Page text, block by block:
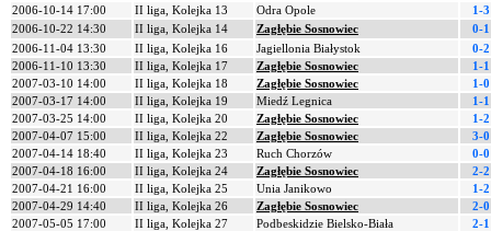
2006-10-14 17:00
II liga, Kolejka 13 Odra Opole
1-3
2006-10-22 14:30
II liga, Kolejka 14 Zagłębie Sosnowiec
0-1
2006-11-04 13:30
II liga, Kolejka 16 Jagiellonia Białystok
0-2
2006-11-10 13:30
II liga, Kolejka 17 Zagłębie Sosnowiec
1-1
2007-03-10 14:00
II liga, Kolejka 18 Zagłębie Sosnowiec
1-0
2007-03-17 14:00
II liga, Kolejka 19 Miedź Legnica
1-1
2007-03-25 14:00
II liga, Kolejka 20 Zagłębie Sosnowiec
1-2
2007-04-07 15:00
II liga, Kolejka 22 Zagłębie Sosnowiec
3-0
2007-04-14 18:40
II liga, Kolejka 23 Ruch Chorzów
0-0
2007-04-18 16:00
II liga, Kolejka 24 Zagłębie Sosnowiec
2-2
2007-04-21 16:00
II liga, Kolejka 25 Unia Janikowo
1-2
2007-04-29 14:40
II liga, Kolejka 26 Zagłębie Sosnowiec
2-0
2007-05-05 17:00
II liga, Kolejka 27 Podbeskidzie Bielsko-Biała
2-1